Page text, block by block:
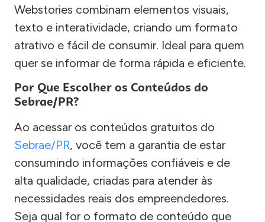
Webstories combinam elementos visuais,
texto e interatividade, criando um formato
atrativo e fácil de consumir. Ideal para quem
quer se informar de forma rápida e eficiente.
Por Que Escolher os Conteúdos do
Sebrae/PR?
Ao acessar os conteúdos gratuitos do
Sebrae/PR, você tem a garantia de estar
consumindo informações confiáveis e de
alta qualidade, criadas para atender às
necessidades reais dos empreendedores.
Seja qual for o formato de conteúdo que